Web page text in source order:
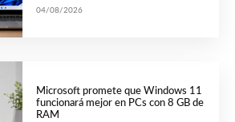
04/08/2026
Microsoft promete que Windows 11
funcionará mejor en PCs con 8 GB de
RAM